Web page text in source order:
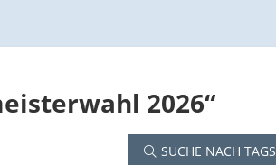
2026“
SUCHE NACH TAGS